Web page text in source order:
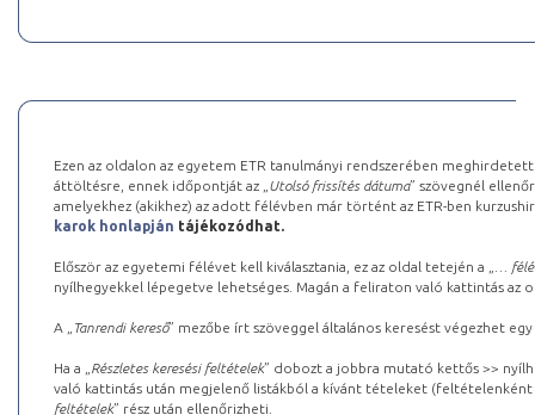
Ezen az oldalon az egyetem ETR tanulmányi rendszerében
áttöltésre, ennek időpontját az „ Utolsó frissítés dátuma” szövegnél
amelyekhez (akikhez) az adott félévben már történt az ETR-ben
karok honlapján tájékozódhat.
Először az egyetemi félévet kell kiválasztania, ez az oldal tetején a „
…
nyílhegyekkel lépegetve lehetséges. Magán a feliraton való kattintás az
A „ Tanrendi kereső” mezőbe írt szöveggel általános keresést végezhet
Ha a „ Részletes keresési feltételek” dobozt a jobbra mutató kettős >>
való kattintás után megjelenő listákból a kívánt tételeket (feltételenként
feltételek” rész után ellenőrizheti.